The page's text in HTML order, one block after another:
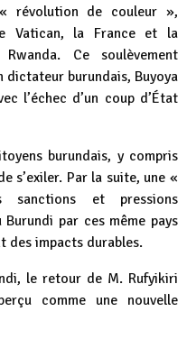
révolution de couleur »,
Vatican, la France et la
Ce soulèvement
dictateur burundais, Buyoya
l’échec d’un coup d’État
burundais, y compris
s’exiler. Par la suite, une «
et pressions
par ces même pays
des impacts durables.
le retour de M. Rufyikiri
comme une nouvelle